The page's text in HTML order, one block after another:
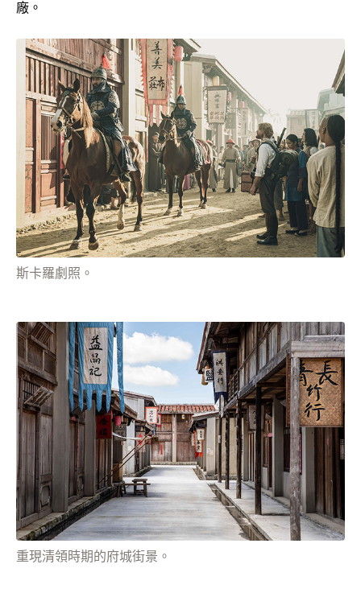
廠。
斯卡羅劇照。
重現清領時期的府城街景。